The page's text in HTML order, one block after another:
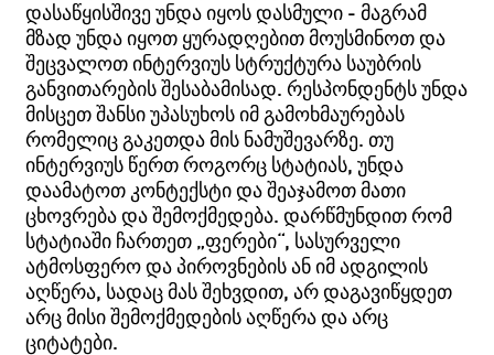
დასაწყისშივე უნდა იყოს დასმული - მაგრამ
მზად უნდა იყოთ ყურადღებით მოუსმინოთ და
შეცვალოთ ინტერვიუს სტრუქტურა საუბრის
განვითარების შესაბამისად. რესპონდენტს უნდა
მისცეთ შანსი უპასუხოს იმ გამოხმაურებას
რომელიც გაკეთდა მის ნამუშევარზე. თუ
ინტერვიუს წერთ როგორც სტატიას, უნდა
დაამატოთ კონტექსტი და შეაჯამოთ მათი
ცხოვრება და შემოქმედება. დარწმუნდით რომ
სტატიაში ჩართეთ „ფერები“, სასურველი
ატმოსფერო და პიროვნების ან იმ ადგილის
აღწერა, სადაც მას შეხვდით, არ დაგავიწყდეთ
არც მისი შემოქმედების აღწერა და არც
ციტატები.